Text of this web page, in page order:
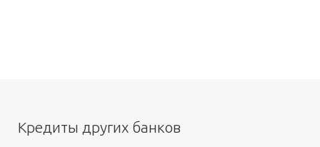
Кредиты других банков